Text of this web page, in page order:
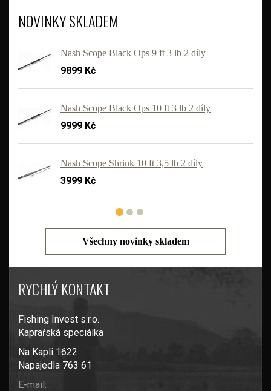
NOVINKY SKLADEM
Nash Scope Black Ops 9 ft 3 lb 2 díly
9899 Kč
Nash Scope Black Ops 10 ft 3 lb 2 díly
9999 Kč
Nash Scope Shrink 10 ft 3,5 lb 2 díly
3999 Kč
Všechny novinky skladem
RYCHLÝ KONTAKT
Fishing Invest s.r.o.
Kaprařská speciálka
Na Kapli 1622
Napajedla 763 61
E-mail: